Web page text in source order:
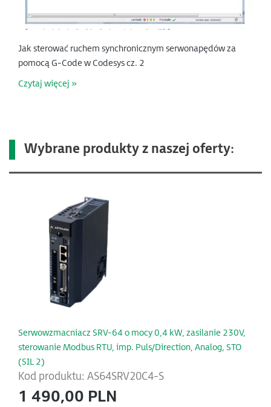
Jak sterować ruchem synchronicznym serwonapędów za
pomocą G-Code w Codesys cz. 2
Czytaj więcej »
Wybrane produkty z naszej oferty:
Serwowzmacniacz SRV-64 o mocy 0,4 kW, zasilanie 230V,
sterowanie Modbus RTU, imp. Puls/Direction, Analog, STO
(SIL 2)
Kod produktu: AS64SRV20C4-S
1 490,00 PLN